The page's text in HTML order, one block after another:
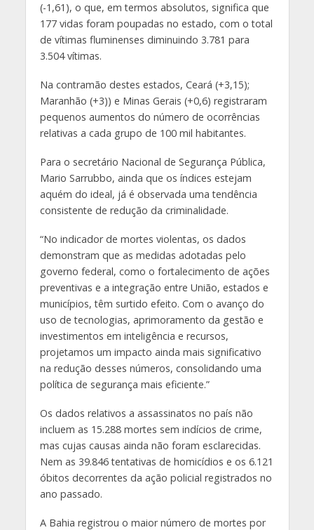
(-1,61), o que, em termos absolutos, significa que
177 vidas foram poupadas no estado, com o total
de vítimas fluminenses diminuindo 3.781 para
3.504 vítimas.
Na contramão destes estados, Ceará (+3,15);
Maranhão (+3)) e Minas Gerais (+0,6) registraram
pequenos aumentos do número de ocorrências
relativas a cada grupo de 100 mil habitantes.
Para o secretário Nacional de Segurança Pública,
Mario Sarrubbo, ainda que os índices estejam
aquém do ideal, já é observada uma tendência
consistente de redução da criminalidade.
“No indicador de mortes violentas, os dados
demonstram que as medidas adotadas pelo
governo federal, como o fortalecimento de ações
preventivas e a integração entre União, estados e
municípios, têm surtido efeito. Com o avanço do
uso de tecnologias, aprimoramento da gestão e
investimentos em inteligência e recursos,
projetamos um impacto ainda mais significativo
na redução desses números, consolidando uma
política de segurança mais eficiente.”
Os dados relativos a assassinatos no país não
incluem as 15.288 mortes sem indícios de crime,
mas cujas causas ainda não foram esclarecidas.
Nem as 39.846 tentativas de homicídios e os 6.121
óbitos decorrentes da ação policial registrados no
ano passado.
A Bahia registrou o maior número de mortes por